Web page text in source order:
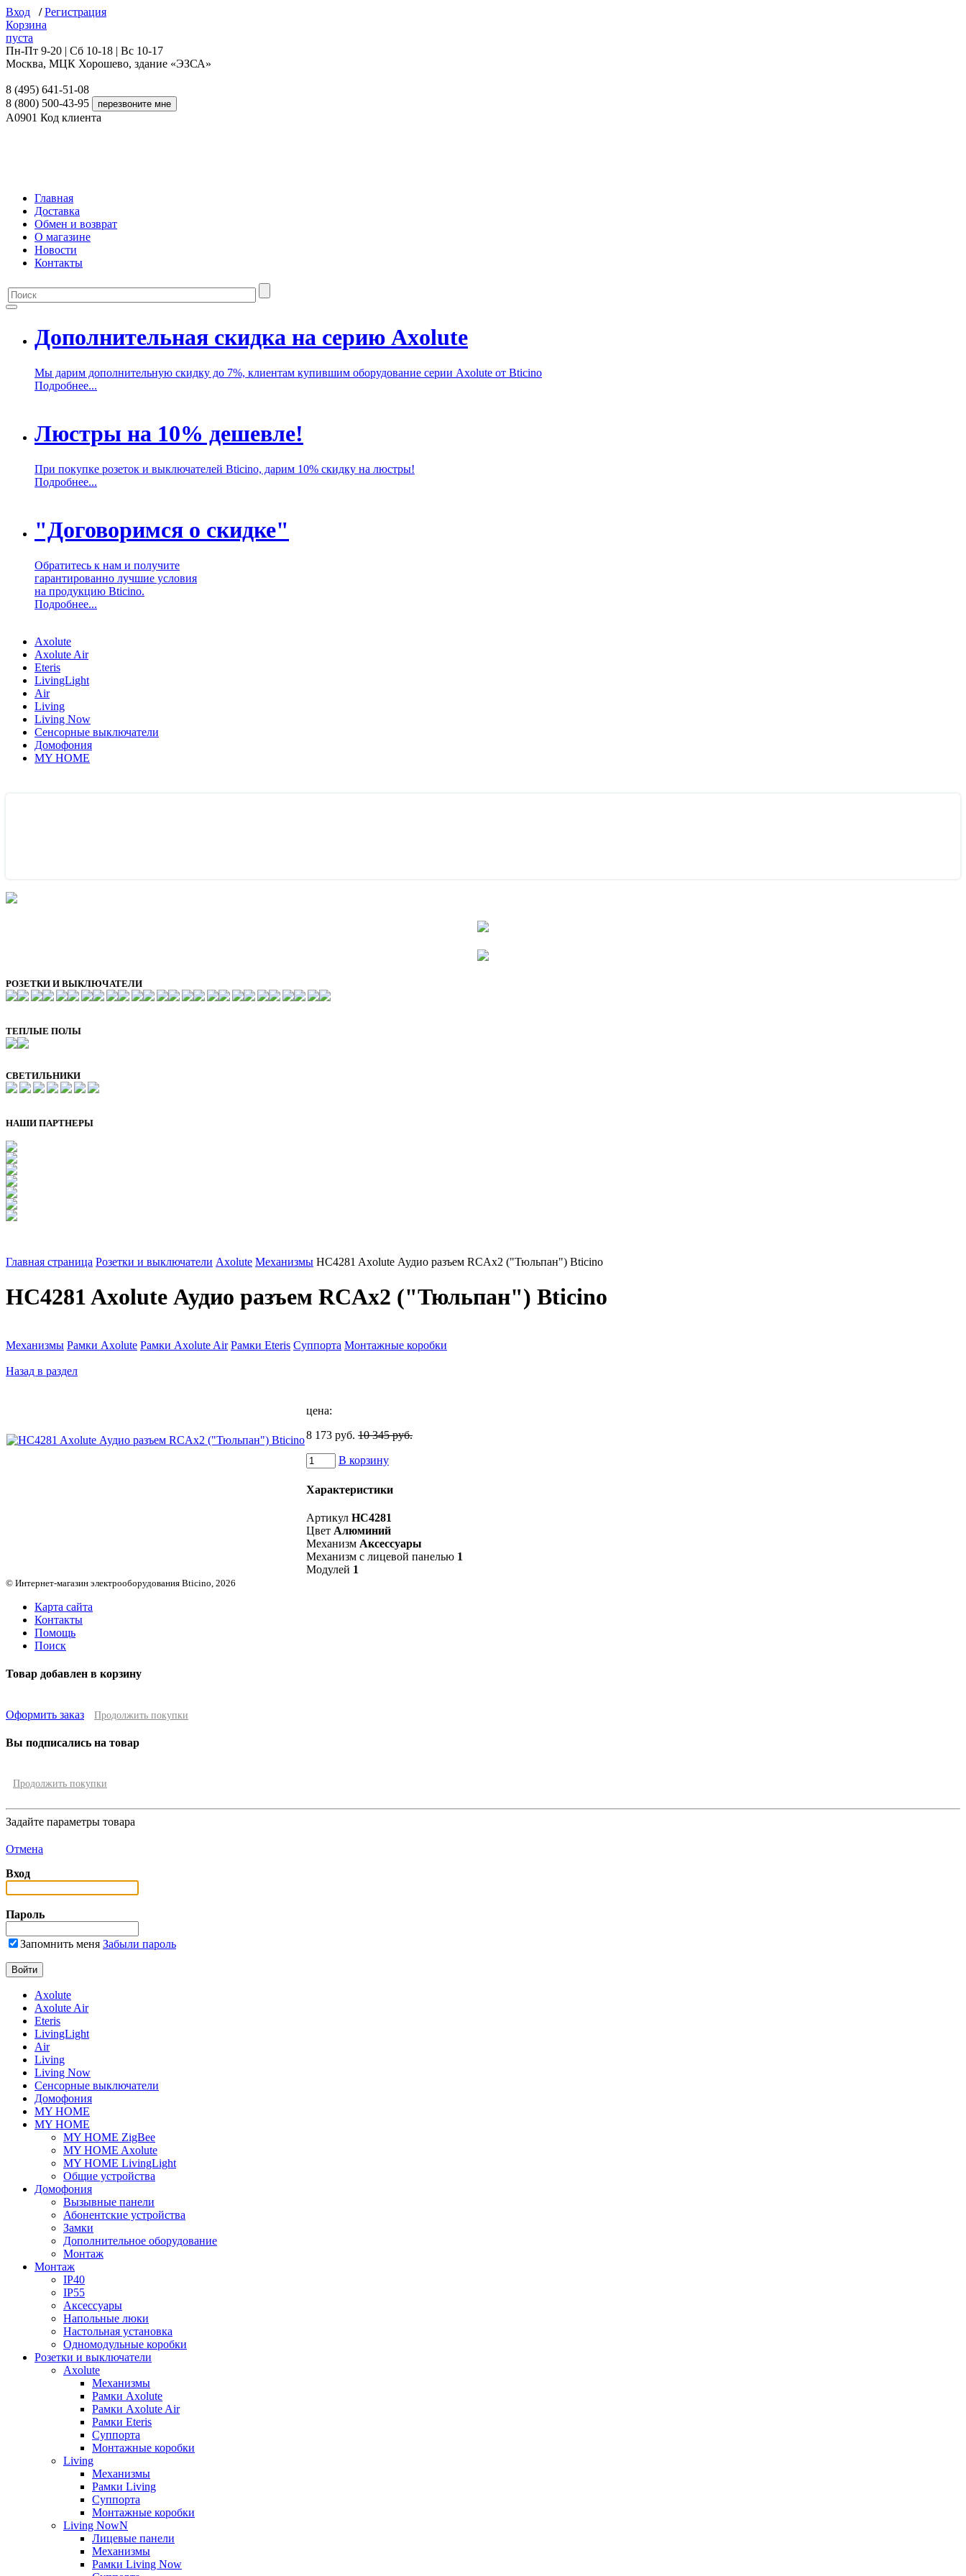
Вход / Регистрация
Корзина
пуста
Пн-Пт 9-20 | Сб 10-18 | Вс 10-17
Москва, МЦК Хорошево, здание «ЭЗСА»
8 (495) 641-51-08
8 (800) 500-43-95
A0901 Код клиента
Главная
Доставка
Обмен и возврат
О магазине
Новости
Контакты
Дополнительная скидка на серию Axolute
Мы дарим дополнительную скидку до 7%, клиентам купившим оборудование серии Axolute от Bticino
Подробнее...
Люстры на 10% дешевле!
При покупке розеток и выключателей Bticino, дарим 10% скидку на люстры!
Подробнее...
"Договоримся о скидке"
Обратитесь к нам и получите
гарантированно лучшие условия
на продукцию Bticino.
Подробнее...
Axolute
Axolute Air
Eteris
LivingLight
Air
Living
Living Now
Сенсорные выключатели
Домофония
MY HOME
РОЗЕТКИ И ВЫКЛЮЧАТЕЛИ
ТЕПЛЫЕ ПОЛЫ
СВЕТИЛЬНИКИ
НАШИ ПАРТНЕРЫ
Главная страница Розетки и выключатели Axolute Механизмы HC4281 Axolute Аудио разъем RCAx2 ("Тюльпан") Bticino
HC4281 Axolute Аудио разъем RCAx2 ("Тюльпан") Bticino
Механизмы Рамки Axolute Рамки Axolute Air Рамки Eteris Суппорта Монтажные коробки
Назад в раздел
цена:
8 173 руб. 10 345 руб.
В корзину
Характеристики
Артикул HC4281
Цвет Алюминий
Механизм Аксессуары
Механизм с лицевой панелью 1
Модулей 1
© Интернет-магазин электрооборудования Bticino, 2026
Карта сайта
Контакты
Помощь
Поиск
Товар добавлен в корзину
Оформить заказ Продолжить покупки
Вы подписались на товар
Продолжить покупки
Задайте параметры товара
Отмена
Вход
Пароль
Запомнить меня Забыли пароль
Axolute
Axolute Air
Eteris
LivingLight
Air
Living
Living Now
Сенсорные выключатели
Домофония
MY HOME
MY HOME
MY HOME ZigBee
MY HOME Axolute
MY HOME LivingLight
Общие устройства
Домофония
Вызывные панели
Абонентские устройства
Замки
Дополнительное оборудование
Монтаж
Монтаж
IP40
IP55
Аксессуары
Напольные люки
Настольная установка
Одномодульные коробки
Розетки и выключатели
Axolute
Механизмы
Рамки Axolute
Рамки Axolute Air
Рамки Eteris
Суппорта
Монтажные коробки
Living
Механизмы
Рамки Living
Суппорта
Монтажные коробки
Living NowN
Лицевые панели
Механизмы
Рамки Living Now